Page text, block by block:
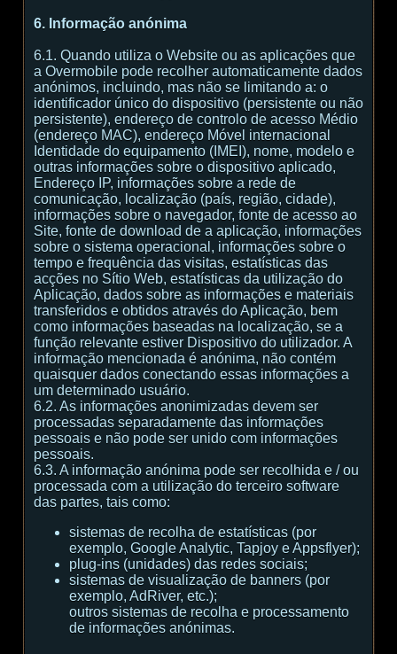
6. Informação anónima
6.1. Quando utiliza o Website ou as aplicações que
a Overmobile pode recolher automaticamente dados
anónimos, incluindo, mas não se limitando a: o
identificador único do dispositivo (persistente ou não
persistente), endereço de controlo de acesso Médio
(endereço MAC), endereço Móvel internacional
Identidade do equipamento (IMEI), nome, modelo e
outras informações sobre o dispositivo aplicado,
Endereço IP, informações sobre a rede de
comunicação, localização (país, região, cidade),
informações sobre o navegador, fonte de acesso ao
Site, fonte de download de a aplicação, informações
sobre o sistema operacional, informações sobre o
tempo e frequência das visitas, estatísticas das
acções no Sítio Web, estatísticas da utilização do
Aplicação, dados sobre as informações e materiais
transferidos e obtidos através do Aplicação, bem
como informações baseadas na localização, se a
função relevante estiver Dispositivo do utilizador. A
informação mencionada é anónima, não contém
quaisquer dados conectando essas informações a
um determinado usuário.
6.2. As informações anonimizadas devem ser
processadas separadamente das informações
pessoais e não pode ser unido com informações
pessoais.
6.3. A informação anónima pode ser recolhida e / ou
processada com a utilização do terceiro software
das partes, tais como:
sistemas de recolha de estatísticas (por
exemplo, Google Analytic, Tapjoy e Appsflyer);
plug-ins (unidades) das redes sociais;
sistemas de visualização de banners (por
exemplo, AdRiver, etc.);
outros sistemas de recolha e processamento
de informações anónimas.